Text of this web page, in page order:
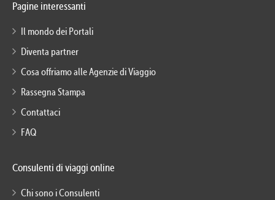
Pagine interessanti
Il mondo dei Portali
Diventa partner
Cosa offriamo alle Agenzie di Viaggio
Rassegna Stampa
Contattaci
FAQ
Consulenti di viaggi online
Chi sono i Consulenti